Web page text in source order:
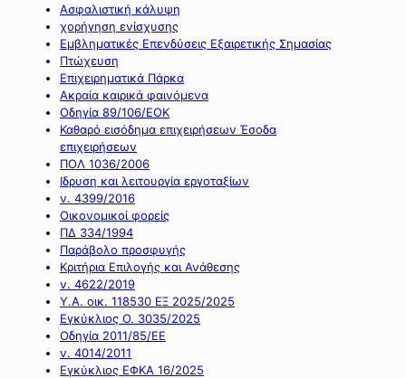
Ασφαλιστική κάλυψη
χορήγηση ενίσχυσης
Εμβληματικές Επενδύσεις Εξαιρετικής Σημασίας
Πτώχευση
Επιχειρηματικά Πάρκα
Ακραία καιρικά φαινόμενα
Οδηγία 89/106/ΕΟΚ
Καθαρό εισόδημα επιχειρήσεων Έσοδα
επιχειρήσεων
ΠΟΛ 1036/2006
Ιδρυση και λειτουργία εργοταξίων
ν. 4399/2016
Οικονομικοί φορείς
ΠΔ 334/1994
Παράβολο προσφυγής
Κριτήρια Επιλογής και Ανάθεσης
ν. 4622/2019
Υ.Α. οικ. 118530 ΕΞ 2025/2025
Εγκύκλιος Ο. 3035/2025
Οδηγία 2011/85/ΕΕ
ν. 4014/2011
Εγκύκλιος ΕΦΚΑ 16/2025